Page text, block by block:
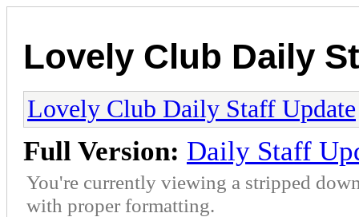
Lovely Club Daily
Lovely Club Daily Staff Update
Full Version: Daily Staff
You're currently viewing a stripped
with proper formatting.